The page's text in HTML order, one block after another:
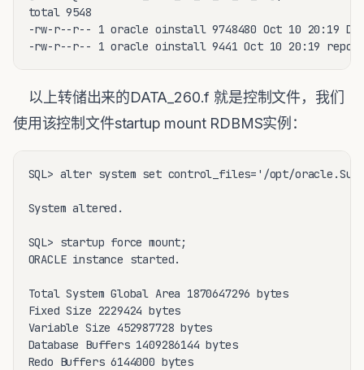
total 9548
-rw-r--r-- 1 oracle oinstall 9748480 Oct 10 20:19
-rw-r--r-- 1 oracle oinstall 9441 Oct 10 20:19
以上转储出来的DATA_260.f 就是控制文件，我们
使用该控制文件startup mount RDBMS实例：
SQL> alter system set control_files='/opt/
System altered.
SQL> startup force mount;
ORACLE instance started.
Total System Global Area 1870647296 bytes
Fixed Size 2229424 bytes
Variable Size 452987728 bytes
Database Buffers 1409286144 bytes
Redo Buffers 6144000 bytes